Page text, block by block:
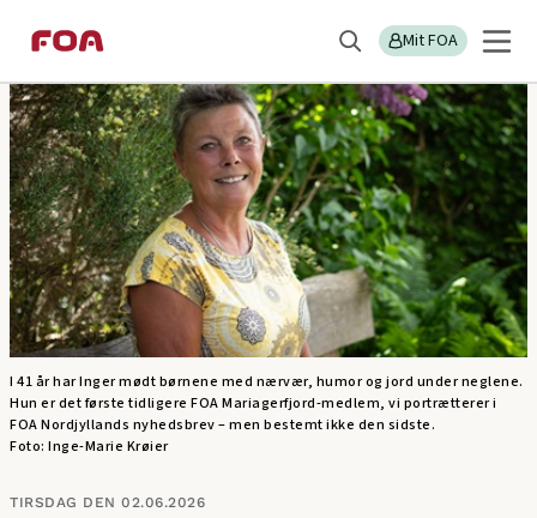
til
hovedindhold
til
hovedmenu
Søg Mit FOA
menu
FOA Nordjylland
I 41 år har Inger mødt børnene med nærvær, humor og jord under neglene.
Hun er det første tidligere FOA Mariagerfjord-medlem, vi portrætterer i
FOA Nordjyllands nyhedsbrev – men bestemt ikke den sidste.
Foto: Inge-Marie Krøier
TIRSDAG DEN 02.06.2026